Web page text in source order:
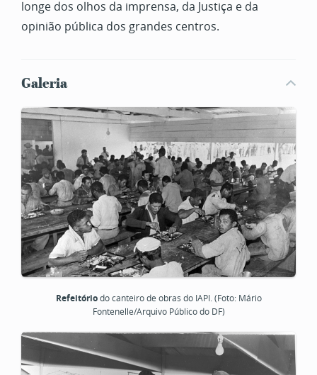
longe dos olhos da imprensa, da Justiça e da
opinião pública dos grandes centros.
Galeria
Refeitóriodo canteiro de obras do IAPI. (Foto: Mário
Fontenelle/Arquivo Público do DF)